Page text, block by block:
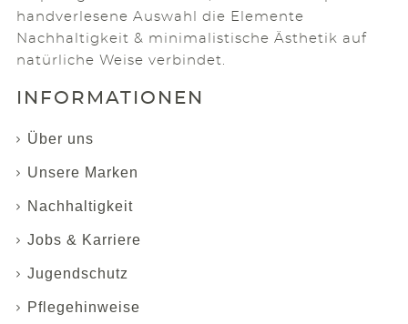
handverlesene Auswahl die Elemente
Nachhaltigkeit & minimalistische Ästhetik auf
natürliche Weise verbindet.
INFORMATIONEN
Über uns
Unsere Marken
Nachhaltigkeit
Jobs & Karriere
Jugendschutz
Pflegehinweise